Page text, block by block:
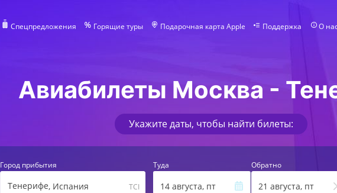
Спецпредложения Горящие туры Подарочная карта Apple Поддержка О
Авиабилеты Москва -
Укажите даты, чтобы найти билеты:
Город прибытия
Тенерифе, Испания TCI
Туда
14 августа, пт
Обратно
21 августа, пт